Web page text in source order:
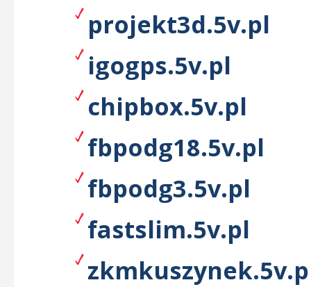
projekt3d.5v.pl
igogps.5v.pl
chipbox.5v.pl
fbpodg18.5v.pl
fbpodg3.5v.pl
fastslim.5v.pl